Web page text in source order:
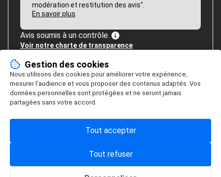
modération et restitution des avis".
En savoir plus
Avis soumis à un contrôle.
Voir notre charte de transparence
Gestion des cookies
Nous utilisons des cookies pour améliorer votre expérience,
mesurer l’audience et vous proposer des contenus adaptés. Vos
données personnelles sont protégées et ne seront jamais
partagées sans votre accord.
Tout refuser
Tout accepter